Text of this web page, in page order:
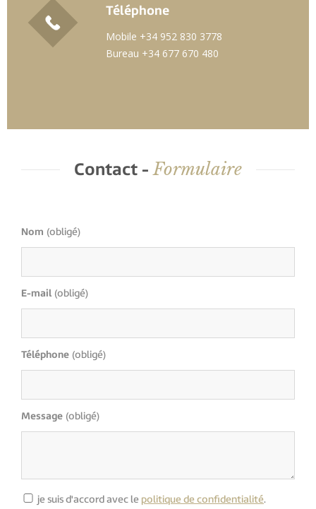
Téléphone
Mobile +34 952 830 3778
Bureau +34 677 670 480
Contact -Formulaire
Nom (obligé)
E-mail (obligé)
Téléphone (obligé)
Message (obligé)
je suis d'accord avec le politique de confidentialité.